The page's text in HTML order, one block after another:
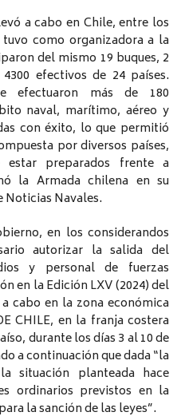
a cabo en Chile, entre los
como organizadora a la
del mismo 19 buques, 2
efectivos de 24 países.
efectuaron más de 180
naval, marítimo, aéreo y
con éxito, lo que permitió
por diversos países,
preparados frente a
la Armada chilena en su
Noticias Navales.
en los considerandos
autorizar la salida del
y personal de fuerzas
en la Edición LXV (2024) del
cabo en la zona económica
CHILE, en la franja costera
durante los días 3 al 10 de
a continuación que dada “la
situación planteada hace
ordinarios previstos en la
la sanción de las leyes”.